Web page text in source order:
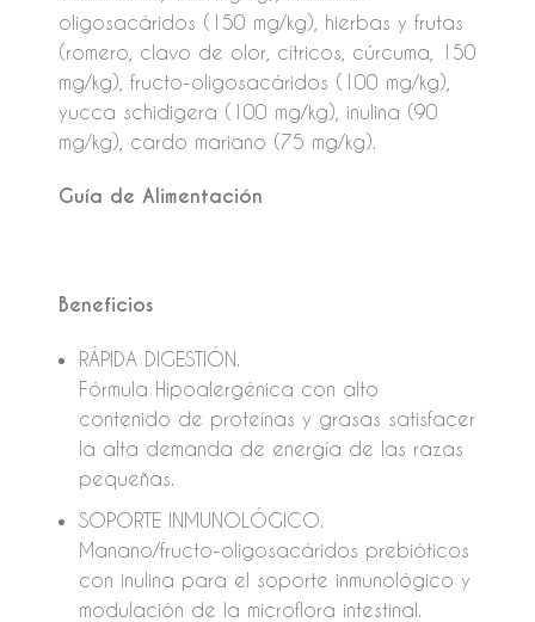
oligosacáridos (150 mg/kg), hierbas y frutas
(romero, clavo de olor, cítricos, cúrcuma, 150
mg/kg), fructo-oligosacáridos (100 mg/kg),
yucca schidigera (100 mg/kg), inulina (90
mg/kg), cardo mariano (75 mg/kg).
Guía de Alimentación
Beneficios
RÁPIDA DIGESTIÓN.
Fórmula Hipoalergénica con alto
contenido de proteínas y grasas satisfacer
la alta demanda de energía de las razas
pequeñas.
SOPORTE INMUNOLÓGICO.
Manano/fructo-oligosacáridos prebióticos
con inulina para el soporte inmunológico y
modulación de la microflora intestinal.